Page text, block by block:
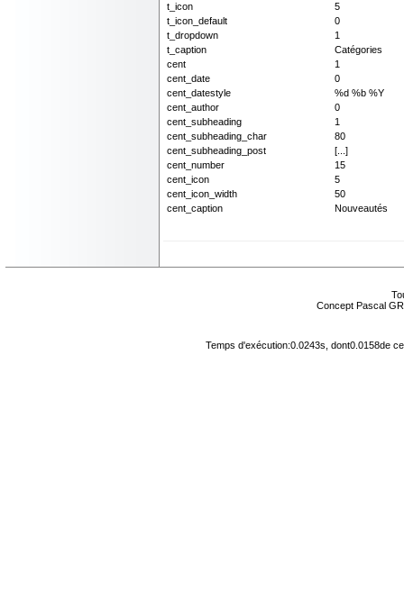
t_icon
5
t_icon_default
0
t_dropdown
1
t_caption
Catégories
cent
1
cent_date
0
cent_datestyle
%d %b %Y
cent_author
0
cent_subheading
1
cent_subheading_char
80
cent_subheading_post
[...]
cent_number
15
cent_icon
5
cent_icon_width
50
cent_caption
Nouveautés
Concept Pascal
Temps d'exécution:0.0243s, dont0.0158de